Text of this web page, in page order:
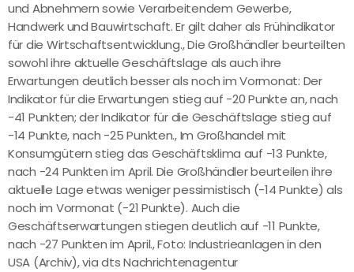
und Abnehmern sowie Verarbeitendem Gewerbe,
Handwerk und Bauwirtschaft. Er gilt daher als Frühindikator
für die Wirtschaftsentwicklung., Die Großhändler beurteilten
sowohl ihre aktuelle Geschäftslage als auch ihre
Erwartungen deutlich besser als noch im Vormonat: Der
Indikator für die Erwartungen stieg auf -20 Punkte an, nach
-41 Punkten; der Indikator für die Geschäftslage stieg auf
-14 Punkte, nach -25 Punkten., Im Großhandel mit
Konsumgütern stieg das Geschäftsklima auf -13 Punkte,
nach -24 Punkten im April. Die Großhändler beurteilen ihre
aktuelle Lage etwas weniger pessimistisch (-14 Punkte) als
noch im Vormonat (-21 Punkte). Auch die
Geschäftserwartungen stiegen deutlich auf -11 Punkte,
nach -27 Punkten im April., Foto: Industrieanlagen in den
USA (Archiv), via dts Nachrichtenagentur